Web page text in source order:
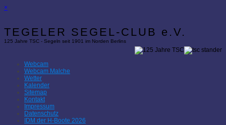
×
TEGELER SEGEL-CLUB e.V.
125 Jahre TSC - Segeln seit 1901 im Norden Berlins
Webcam
Webcam Malche
Wetter
Kalender
Sitemap
Kontakt
Impressum
Datenschutz
IDM der H-Boote 2026